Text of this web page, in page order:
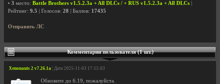
• 3 место: Battle Brothers v1.5.2.3a + All DLCs / + RUS v1.5.2.3a + All DLCs
Рейтинг: 9.5 | Голосов: 28 | Баллов: 17435
Отправить ЛС
Комментарии пользователя (1 шт.)
Xenonauts 2 v7.26.1a | Дата 2025-11-03 17:15:03
Обновите до 6.19, пожалуйста.